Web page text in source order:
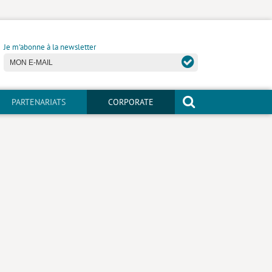
Je m'abonne à la newsletter
PARTENARIATS CORPORATE